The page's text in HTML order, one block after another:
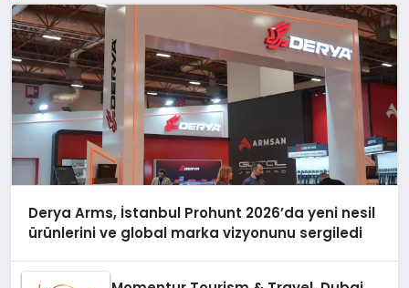
Derya Arms, İstanbul Prohunt 2026’da yeni nesil
ürünlerini ve global marka vizyonunu sergiledi